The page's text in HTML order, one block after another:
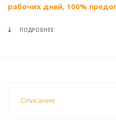
рабочих дней, 100%
ПОДРОБНЕЕ
Описание